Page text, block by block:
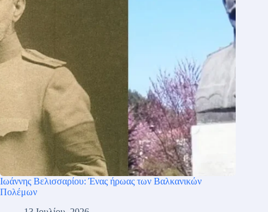
Ιωάννης Βελισσαρίου: Ένας ήρωας των Βαλκανικών
Πολέμων